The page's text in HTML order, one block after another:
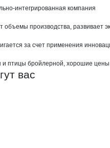
интегрированная компания
производства, развивает
за счет применения
птицы бройлерной, хорошие
вас